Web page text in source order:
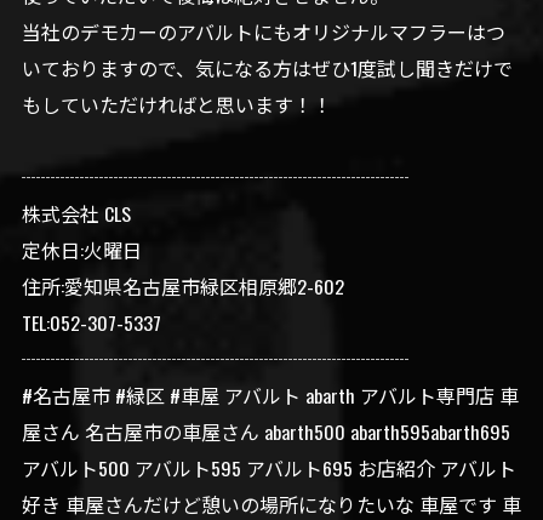
当社のデモカーのアバルトにもオリジナルマフラーはつ
いておりますので、気になる方はぜひ1度試し聞きだけで
もしていただければと思います！！
┈┈┈┈┈┈┈┈┈┈┈┈┈┈┈┈┈┈┈┈
株式会社 CLS
定休日:火曜日
住所:愛知県名古屋市緑区相原郷2-602
TEL:052-307-5337
┈┈┈┈┈┈┈┈┈┈┈┈┈┈┈┈┈┈┈┈
#名古屋市 #緑区 #車屋 アバルト abarth アバルト専門店 車
屋さん 名古屋市の車屋さん abarth500 abarth595abarth695
アバルト500 アバルト595 アバルト695 お店紹介 アバルト
好き 車屋さんだけど憩いの場所になりたいな 車屋です 車